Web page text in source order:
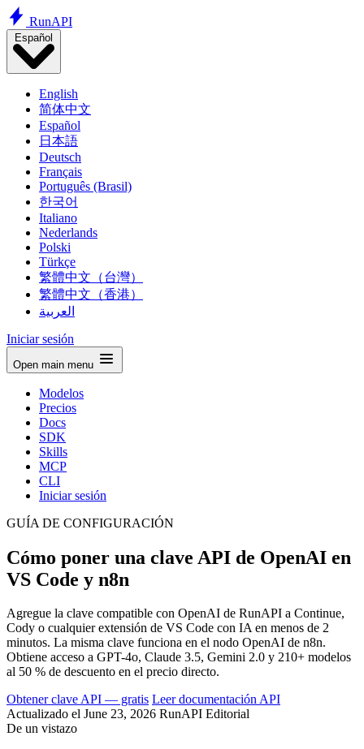
RunAPI
Español
English
简体中文
Español
日本語
Deutsch
Français
Português (Brasil)
한국어
Italiano
Nederlands
Polski
Türkçe
繁體中文（台灣）
繁體中文（香港）
العربية
Iniciar sesión
Open main menu
Modelos
Precios
Docs
SDK
Skills
MCP
CLI
Iniciar sesión
GUÍA DE CONFIGURACIÓN
Cómo poner una clave API de OpenAI en
VS Code y n8n
Agregue la clave compatible con OpenAI de RunAPI a Continue,
Cody o cualquier extensión de VS Code con IA en menos de 2
minutos. La misma clave funciona en el nodo OpenAI de n8n.
Obtiene acceso a GPT-4o, Claude 3.5, Gemini 2.0 y 210+ modelos
al 50 % de descuento en el precio directo.
Obtener clave API — gratis Leer documentación API
Actualizado el June 23, 2026 RunAPI Editorial
De un vistazo